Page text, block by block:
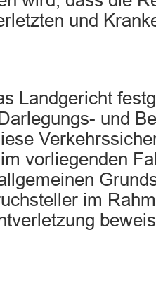
und
Landgericht
und
vorliegenden
im